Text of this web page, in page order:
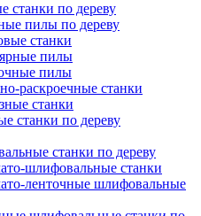
станки по дереву
пилы по дереву
станки
пилы
пилы
раскроечные станки
станки
станки по дереву
станки по дереву
шлифовальные станки
ленточные шлифовальные